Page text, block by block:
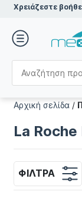
Χρειάζεστε
Αρχική σελίδα /
La
ΦΊΛΤΡΑ